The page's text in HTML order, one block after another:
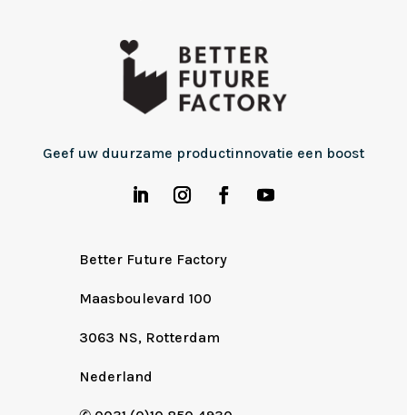
Geef uw duurzame productinnovatie een boost
Better Future Factory
Maasboulevard 100
3063 NS, Rotterdam
Nederland